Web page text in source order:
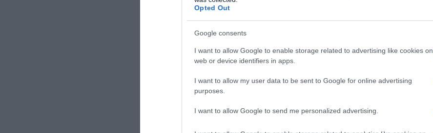
Opted Out
Google consents
I want to allow Google to enable storage related to advertising like cookies on
web or device identifiers in apps.
I want to allow my user data to be sent to Google for online advertising
purposes.
I want to allow Google to send me personalized advertising.